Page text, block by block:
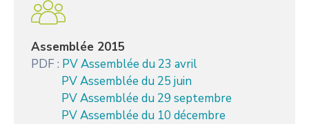
Assemblée 2015
PDF : PV Assemblée du 23 avril
PV Assemblée du 25 juin
PV Assemblée du 29 septembre
PV Assemblée du 10 décembre